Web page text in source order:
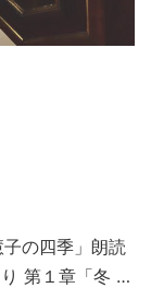
の四季」朗読
第１章「冬 …